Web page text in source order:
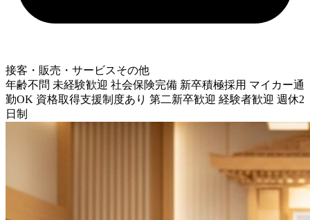
接客・販売・サービスその他
年齢不問 未経験歓迎 社会保険完備 新卒積極採用 マイカー通
勤OK 資格取得支援制度あり 第二新卒歓迎 経験者歓迎 週休2
日制